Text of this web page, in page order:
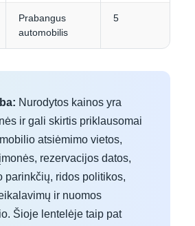
Prabangus
automobilis
5
Nurodytos kainos yra
ir gali skirtis priklausomai
atsiėmimo vietos,
rezervacijos datos,
parinkčių, ridos politikos,
ir nuomos
Šioje lentelėje taip pat